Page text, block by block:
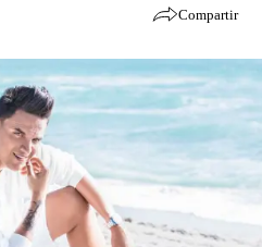
Compartir